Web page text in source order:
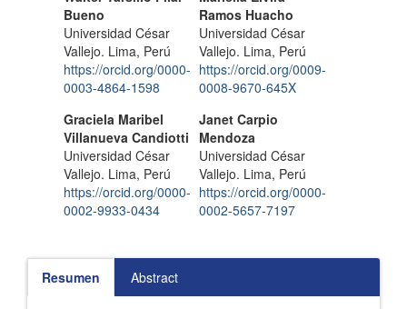
principal
artículo
Bueno
Universidad César
Vallejo. Lima, Perú
https://orcid.org/0000-
0003-4864-1598
Ramos Huacho
Universidad César
Vallejo. Lima, Perú
https://orcid.org/0009-
0008-9670-645X
Graciela Maribel
Villanueva Candiotti
Universidad César
Vallejo. Lima, Perú
https://orcid.org/0000-
0002-9933-0434
Janet Carpio
Mendoza
Universidad César
Vallejo. Lima, Perú
https://orcid.org/0000-
0002-5657-7197
Resumen Abstract